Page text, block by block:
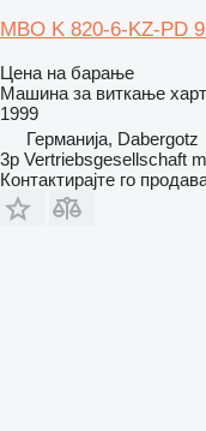
MBO K 820-6-KZ-PD
Цена на барање
Машина за виткање
1999
Германија, Dabergotz
3p Vertriebsgesellschaft
Контактирајте го